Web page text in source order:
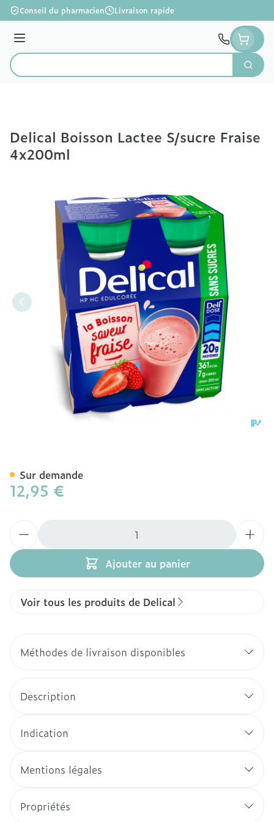
Aller au contenu
Conseil du pharmacien Livraison rapide
Menu
Rechercher
Delical Boisson Lactee S/sucre Fraise
4x200ml
12,95 €
Ajouter au panier
Sur demande
Voir tous les produits de Delical
Méthodes de livraison disponibles
Description
Indication
Mentions légales
Propriétés